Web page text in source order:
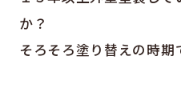
か？
そろそろ塗り替えの時期